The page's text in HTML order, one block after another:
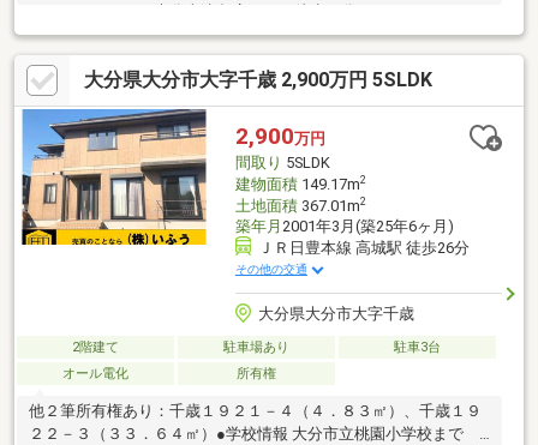
パーまるや津留店まで 徒歩１０分（７５０ｍ）●ハザードマッ
プ情報当物件は洪水ハザードマップにおいて、５ｍ未満の浸水想
定区域に含まれています。＼土日祝日も営業中！／＜メール登録
で優先的に新着物件配信可能です！＞株式会社いふう〒８７０－
００４４ 大分市舞鶴町１－３－３０ＴＥＬ：０９７－５３３－
２０２２ ＦＡＸ：０９７－５２９－７１６０
大分県大分市大字千歳 2,900万円 5SLDK
2,900万円
間取り 5SLDK
建物面積149.17m2
土地面積367.01m2
築年月 2001年3月(築25年6ヶ月)
ＪＲ日豊本線 高城駅 徒歩26分
その他の交通
大分県大分市大字千歳
2階建て 駐車場あり
駐車3台
オール電化
所有権
他２筆所有権あり：千歳１９２１－４（４．８３㎡）、千歳１９
２２－３（３３．６４㎡）●学校情報 大分市立桃園小学校まで